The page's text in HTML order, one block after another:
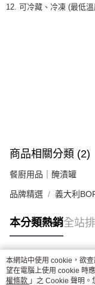
12. 可冷藏、冷凍 (最低
商品相關分類 (2)
餐廚用品｜醃漬罐
品牌精選 義大利
本分類熱銷全站
熱門標籤
本網站中使用 cookie，欲
望在電腦上使用 cookie 時
權條款 」之 Cookie 聲明